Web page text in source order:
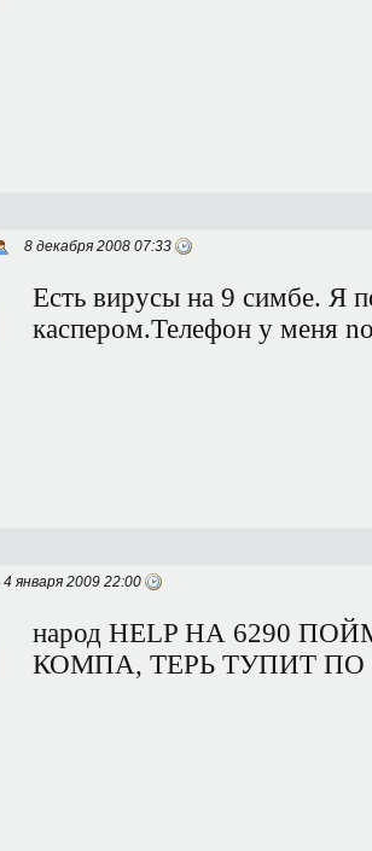
8 декабря 2008 07:33
Есть вирусы на 9 симбе. Я
каспером.Телефон у меня
4 января 2009 22:00
народ HELP НА 6290
КОМПА, ТЕРЬ ТУПИТ